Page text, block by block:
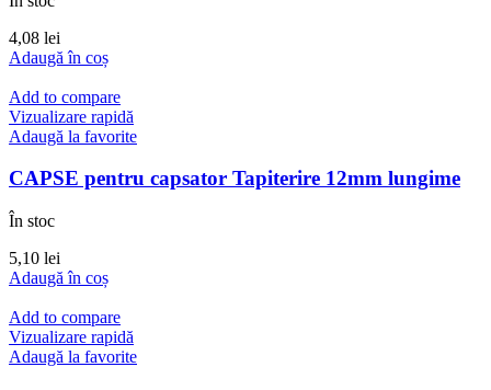
4,08 lei
Adaugă în coș
Add to compare
Vizualizare rapidă
Adaugă la favorite
CAPSE pentru capsator Tapiterire 12mm lungime
În stoc
5,10 lei
Adaugă în coș
Add to compare
Vizualizare rapidă
Adaugă la favorite